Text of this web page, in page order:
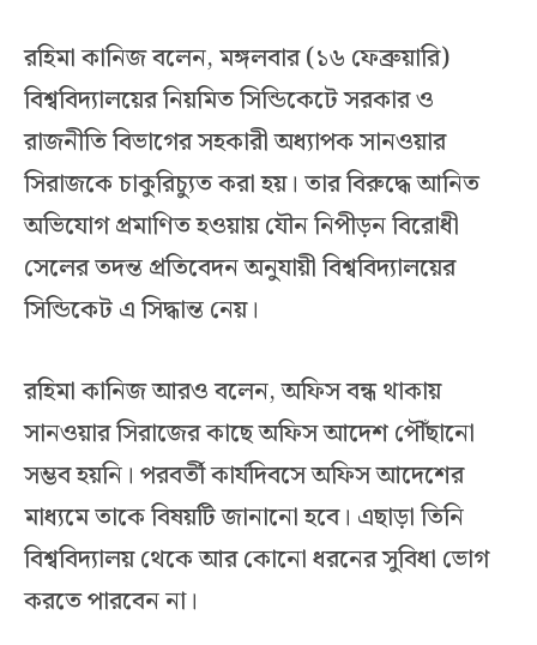
রহিমা কানিজ বলেন, মঙ্গলবার (১৬ ফেব্রুয়ারি)
বিশ্ববিদ্যালয়ের নিয়মিত সিন্ডিকেটে সরকার ও
রাজনীতি বিভাগের সহকারী অধ্যাপক সানওয়ার
সিরাজকে চাকুরিচ্যুত করা হয়। তার বিরুদ্ধে আনিত
অভিযোগ প্রমাণিত হওয়ায় যৌন নিপীড়ন বিরোধী
সেলের তদন্ত প্রতিবেদন অনুযায়ী বিশ্ববিদ্যালয়ের
সিন্ডিকেট এ সিদ্ধান্ত নেয়।
রহিমা কানিজ আরও বলেন, অফিস বন্ধ থাকায়
সানওয়ার সিরাজের কাছে অফিস আদেশ পৌঁছানো
সম্ভব হয়নি। পরবর্তী কার্যদিবসে অফিস আদেশের
মাধ্যমে তাকে বিষয়টি জানানো হবে। এছাড়া তিনি
বিশ্ববিদ্যালয় থেকে আর কোনো ধরনের সুবিধা ভোগ
করতে পারবেন না।